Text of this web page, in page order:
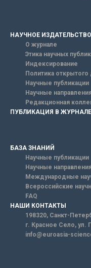
НАУЧНОЕ ИЗДАТЕЛЬСТВО
О журнале
Этика научных
Индексирование
Политика открытого
Научные публикации
Научные
Редакционная
ПУБЛИКАЦИЯ В ЖУРНАЛЕ
БАЗА ЗНАНИЙ
Научные публикации
Научные
Международные
Всероссийские
FAQ
НАШИ КОНТАКТЫ
198320, Санкт-
г. Красное Село, ул.
info@euroasia-